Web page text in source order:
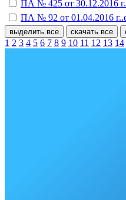
ПА № 425 от 30.12.2016
ПА № 92 от 01.04.2016
выделить все скачать все
1 2 3 4 5 6 7 8 9 10 11 12 13 14